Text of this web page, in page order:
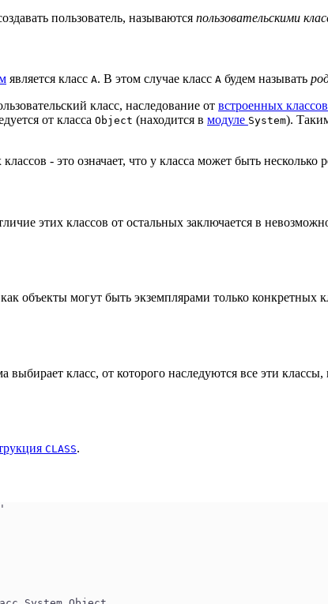
пользователь, называются пользовательскими
является класс A. В этом случае класс A будем называть
класс, наследование от встроенных классов
от класса Object (находится в модуле System).
- это означает, что у класса может быть несколько
этих классов от остальных заключается в
объекты могут быть экземплярами только конкретных
выбирает класс, от которого наследуются все эти
CLASS.